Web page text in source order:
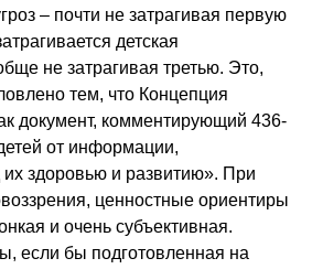
– почти не затрагивая первую
детская
не затрагивая третью. Это,
тем, что Концепция
документ, комментирующий 436-
от информации,
здоровью и развитию». При
ценностные ориентиры
и очень субъективная.
если бы подготовленная на